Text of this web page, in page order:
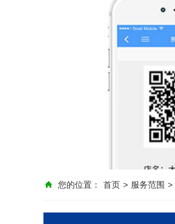
您的位置： 首页 > 服务范围 >